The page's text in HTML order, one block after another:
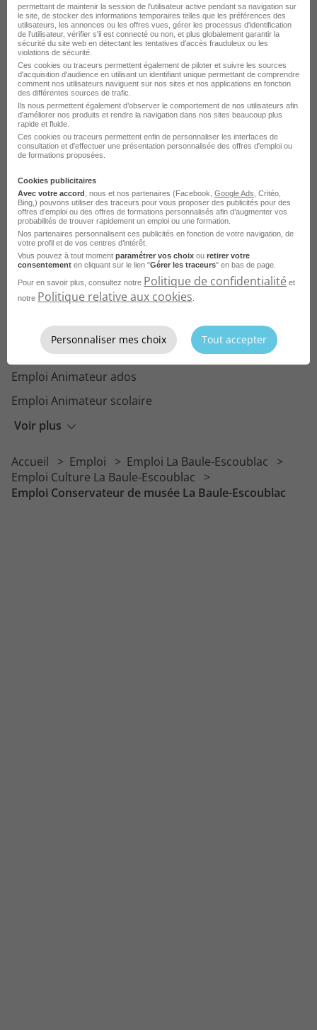
Emploi Conservateur de musée Évreux
Voir toutes les offres Conservateur de musée
par ville
Parcourez les offres d'emploi par
métier dans
Voir plus
Emploi Animateur périscolaire
Emploi Directeur de centre de loisirs
Emploi Animateur d'activités culturelles
Emploi Animatrice de centre de loisirs
Emploi Animateur jeunesse
Emploi Coordinateur périscolaire
Emploi Médiateur culturel
Emploi Animateur ados
Emploi Animateur scolaire
Emploi Animateur BAFA
Emploi Animateur de club de vacances
Accueil Emploi
Emploi La Baule-Escoublac
Emploi Culture La Baule-Escoublac
Emploi Conservateur de musée La Baule-Escoublac
permettant de maintenir la session de l'utilisateur active pendant sa navigation sur
le site, de stocker des informations temporaires telles que les préférences des
utilisateurs, les annonces ou les offres vues, gérer les processus d'identification
de l'utilisateur, vérifier s'il est connecté ou non, et plus globalement garantir la
sécurité du site web en détectant les tentatives d'accès frauduleux ou les
violations de sécurité.
Ces cookies ou traceurs permettent également de piloter et suivre les sources
d'acquisition d'audience en utilisant un identifiant unique permettant de comprendre
comment nos utilisateurs naviguent sur nos sites et nos applications en fonction
des différentes sources de trafic.
Ils nous permettent également d’observer le comportement de nos utilisateurs afin
d'améliorer nos produits et rendre la navigation dans nos sites beaucoup plus
rapide et fluide.
Ces cookies ou traceurs permettent enfin de personnaliser les interfaces de
consultation et d'effectuer une présentation personnalisée des offres d'emploi ou
de formations proposées.
Cookies publicitaires
Avec votre accord , nous et nos partenaires (Facebook, Google Ads , Critéo,
Bing,) pouvons utiliser des traceurs pour vous proposer des publicités pour des
offres d’emploi ou des offres de formations personnalisés afin d’augmenter vos
probabilités de trouver rapidement un emploi ou une formation.
Nos partenaires personnalisent ces publicités en fonction de votre navigation, de
votre profil et de vos centres d’intérêt.
Vous pouvez à tout moment paramétrer vos choix ou retirer votre
consentement en cliquant sur le lien "Gérer les traceurs" en bas de page.
Pour en savoir plus, consultez notre Politique de confidentialité et
notre Politique relative aux cookies
Personnaliser mes choix Tout accepter